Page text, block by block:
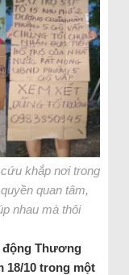
khắp nơi trong
quan tâm,
nhau mà thôi
động Thương
18/10 trong một